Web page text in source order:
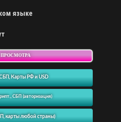
языке
Карты РФ и USD
СБП (авторизация)
карты любой страны)